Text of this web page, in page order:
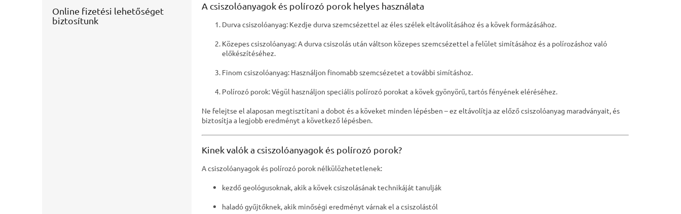
Online fizetési lehetőséget
biztosítunk
m
e
i
A csiszolóanyagok és polírozó porok helyes használata
Durva csiszolóanyag: Kezdje durva szemcsézettel az éles szélek eltávolításához és a kövek formázásához.
Közepes csiszolóanyag: A durva csiszolás után váltson közepes szemcsézettel a felület simításához és a polírozáshoz való
előkészítéséhez.
Finom csiszolóanyag: Használjon finomabb szemcsézetet a további simításhoz.
Polírozó porok: Végül használjon speciális polírozó porokat a kövek gyönyörű, tartós fényének eléréséhez.
Ne felejtse el alaposan megtisztítani a dobot és a köveket minden lépésben – ez eltávolítja az előző csiszolóanyag maradványait, és
biztosítja a legjobb eredményt a következő lépésben.
Kinek valók a csiszolóanyagok és polírozó porok?
A csiszolóanyagok és polírozó porok nélkülözhetetlenek:
kezdő geológusoknak, akik a kövek csiszolásának technikáját tanulják
haladó gyűjtőknek, akik minőségi eredményt várnak el a csiszolástól